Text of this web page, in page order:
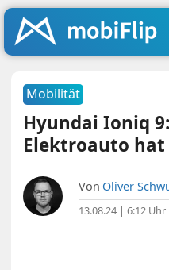
Mobilität
Hyundai Ioniq
Elektroauto
Von Oliver
13.08.24 | 6:12 Uhr